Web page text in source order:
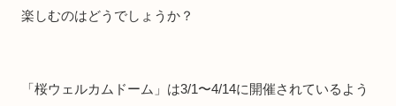
楽しむのはどうでしょうか？
「桜ウェルカムドーム」は3/1〜4/14に開催されているよう